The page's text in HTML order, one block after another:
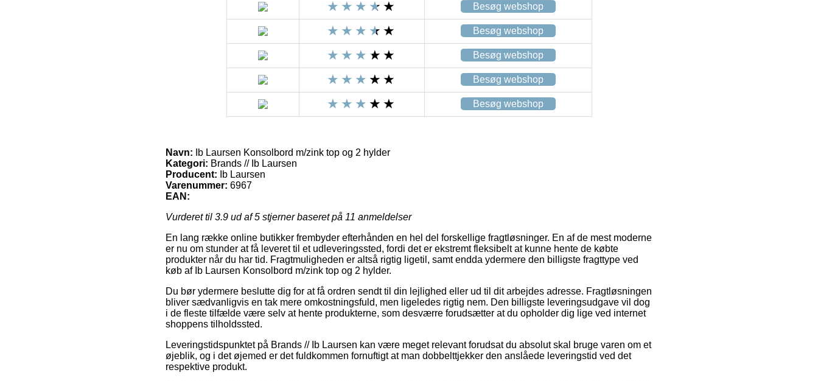
Besøg webshop
Besøg webshop
Besøg webshop
Besøg webshop
Besøg webshop
Navn: Ib Laursen Konsolbord m/zink top og 2 hylder
Kategori: Brands // Ib Laursen
Producent:
Ib Laursen
Varenummer: 6967
EAN:
Vurderet til 3.9 ud af 5 stjerner baseret på 11 anmeldelser
En lang række online butikker frembyder efterhånden en hel del forskellige fragtløsninger. En af de mest moderne
er nu om stunder at få leveret til et udleveringssted, fordi det er ekstremt fleksibelt at kunne hente de købte
produkter når du har tid. Fragtmuligheden er altså rigtig ligetil, samt endda ydermere den billigste fragttype ved
køb af Ib Laursen Konsolbord m/zink top og 2 hylder.
Du bør ydermere beslutte dig for at få ordren sendt til din lejlighed eller ud til dit arbejdes adresse. Fragtløsningen
bliver sædvanligvis en tak mere omkostningsfuld, men ligeledes rigtig nem. Den billigste leveringsudgave vil dog
i de fleste tilfælde være selv at hente produkterne, som desværre forudsætter at du opholder dig lige ved internet
shoppens tilholdssted.
Leveringstidspunktet på Brands // Ib Laursen kan være meget relevant forudsat du absolut skal bruge varen om et
øjeblik, og i det øjemed er det fuldkommen fornuftigt at man dobbelttjekker den anslåede leveringstid ved det
respektive produkt.